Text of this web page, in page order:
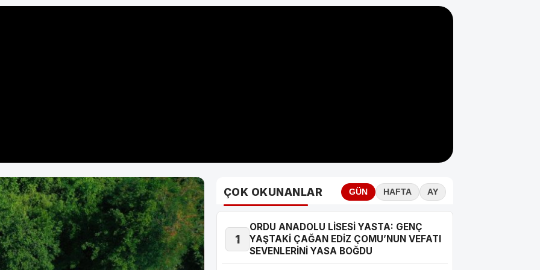
ÇOK OKUNANLAR GÜN HAFTA AY
1
ORDU ANADOLU LİSESİ YASTA: GENÇ
YAŞTAKİ ÇAĞAN EDİZ ÇOMU’NUN VEFATI
SEVENLERİNİ YASA BOĞDU